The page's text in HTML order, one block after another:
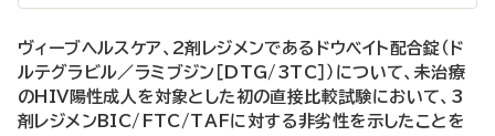
ヴィーブヘルスケア、2剤レジメンであるドウベイト配合錠（ド
ルテグラビル／ラミブジン［DTG/3TC］）について、未治療
のHIV陽性成人を対象とした初の直接比較試験において、3
剤レジメンBIC/FTC/TAFに対する非劣性を示したことを